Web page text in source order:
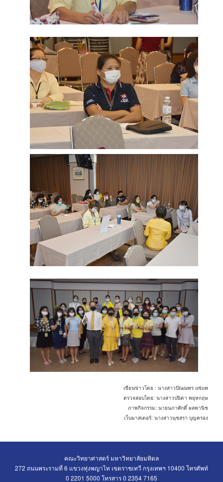
เขียนข่าวโดย : นางสาวปัณณพร แซ่แพ
ตรวจสอบโดย: นางสาวปนิดา พยุหกฤษ
ภาพกิจกรรม: นายนภาศักดิ์ ผลพานิช
เว็บมาสเตอร์: นางสาวนุชสรา บุญครอง
คณะวิทยาศาสตร์ มหาวิทยาลัยมหิดล
272 ถนนพระรามที่ 6 แขวงทุ่งพญาไท เขตราชเทวี กรุงเทพฯ 10400 โทรศัพท์
0 2201 5000 โทรสาร 0 2354 7165